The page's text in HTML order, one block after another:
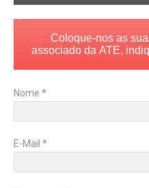
Coloque-nos as
associado da ATE,
Nome *
E-Mail *